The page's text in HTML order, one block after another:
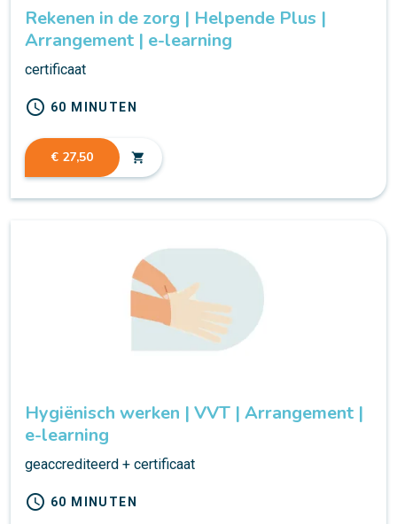
Rekenen in de zorg | Helpende Plus |
Arrangement | e-learning
certificaat
schedule 60 MINUTEN
€ 27,50 shopping_cart
Hygiënisch werken | VVT | Arrangement |
e-learning
geaccrediteerd + certificaat
schedule 60 MINUTEN